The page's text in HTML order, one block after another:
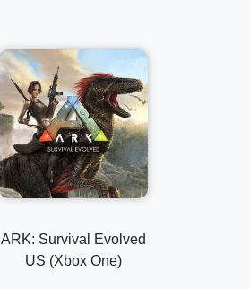
ARK: Survival Evolved
US (Xbox One)